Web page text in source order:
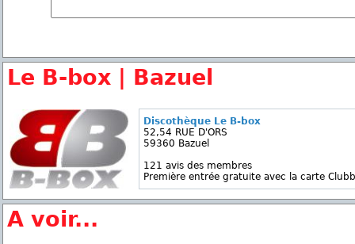
Le B-box | Bazuel
Discothèque Le B-box
52,54 RUE D'ORS
59360 Bazuel
121 avis des membres
Première entrée gratuite avec la carte
A voir...